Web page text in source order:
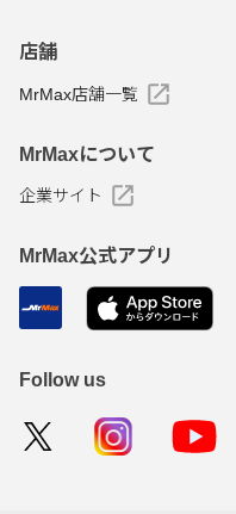
店舗
MrMax店舗一覧
MrMaxについて
企業サイト
MrMax公式アプリ
Follow us